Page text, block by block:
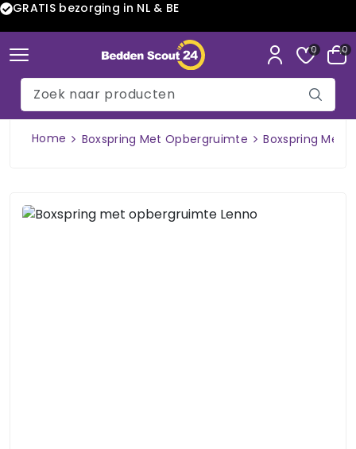
GRATIS bezorging in NL & BE
0 0
Home Boxspring Met Opbergruimte Boxspring Met